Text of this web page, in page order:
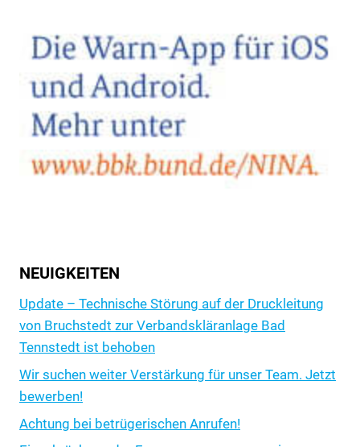
NEUIGKEITEN
Update – Technische Störung auf der Druckleitung
von Bruchstedt zur Verbandskläranlage Bad
Tennstedt ist behoben
Wir suchen weiter Verstärkung für unser Team. Jetzt
bewerben!
Achtung bei betrügerischen Anrufen!